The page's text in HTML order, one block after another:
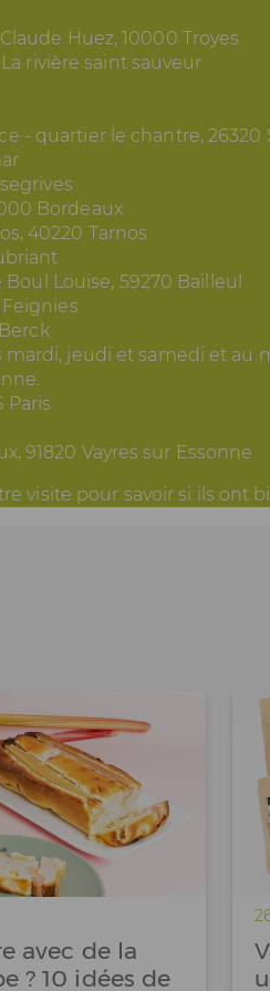
Huez, 10000 Troyes
rivière saint sauveur
- quartier le chantre, 26320
Bordeaux
40220 Tarnos
Louise, 59270 Bailleul
Feignies
mardi, jeudi et samedi et au
Paris
91820 Vayres sur Essonne
visite pour savoir si ils ont
avec de la
? 10 idées de